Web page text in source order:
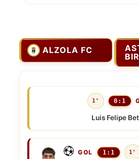
ALZOLA FC
1' 0:1
Luis Felipe
GOL 1:1 1'